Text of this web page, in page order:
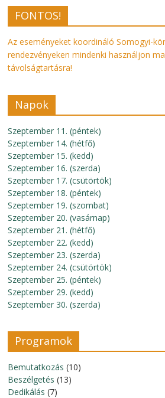
FONTOS!
Az eseményeket koordináló Somogyi-
rendezvényeken mindenki használjon
távolságtartásra!
Napok
Szeptember 11. (péntek)
Szeptember 14. (hétfő)
Szeptember 15. (kedd)
Szeptember 16. (szerda)
Szeptember 17. (csütörtök)
Szeptember 18. (péntek)
Szeptember 19. (szombat)
Szeptember 20. (vasárnap)
Szeptember 21. (hétfő)
Szeptember 22. (kedd)
Szeptember 23. (szerda)
Szeptember 24. (csütörtök)
Szeptember 25. (péntek)
Szeptember 29. (kedd)
Szeptember 30. (szerda)
Programok
Bemutatkozás (10)
Beszélgetés (13)
Dedikálás (7)